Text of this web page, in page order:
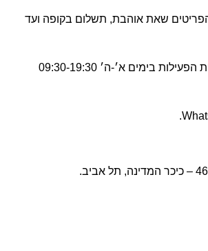
שאת אוהבת, תשלום בקופה ועד
בשבילכן לכל שאלה ובקשה בטלפון 03-6480910 בשעות הפעילות בימים א׳-ה׳ 09:30-19:30